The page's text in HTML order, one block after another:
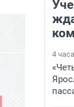
4 часа